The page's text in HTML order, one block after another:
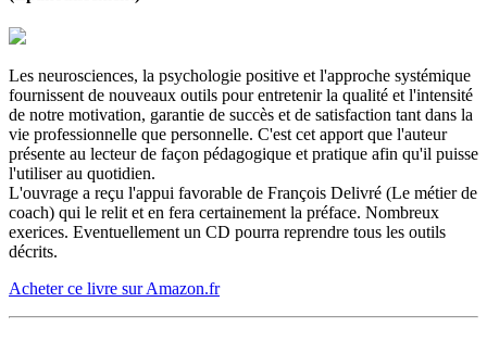
Les neurosciences, la psychologie positive et l'approche systémique
fournissent de nouveaux outils pour entretenir la qualité et l'intensité
de notre motivation, garantie de succès et de satisfaction tant dans la
vie professionnelle que personnelle. C'est cet apport que l'auteur
présente au lecteur de façon pédagogique et pratique afin qu'il puisse
l'utiliser au quotidien.
L'ouvrage a reçu l'appui favorable de François Delivré (Le métier de
coach) qui le relit et en fera certainement la préface. Nombreux
exerices. Eventuellement un CD pourra reprendre tous les outils
décrits.
Acheter ce livre sur Amazon.fr